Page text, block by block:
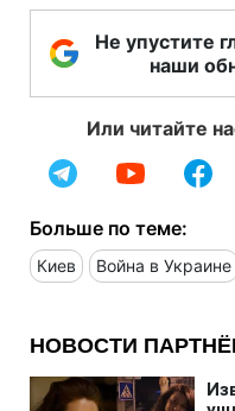
Не упустите
наши
Или читайте
Больше по теме:
Киев Война в Украине